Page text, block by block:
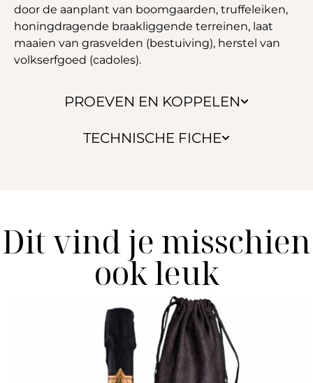
PROEVEN EN KOPPELEN
TECHNISCHE FICHE
door de aanplant van boomgaarden, truffeleiken,
honingdragende braakliggende terreinen, laat
maaien van grasvelden (bestuiving), herstel van
volkserfgoed (cadoles).
Dit vind je misschien
ook leuk